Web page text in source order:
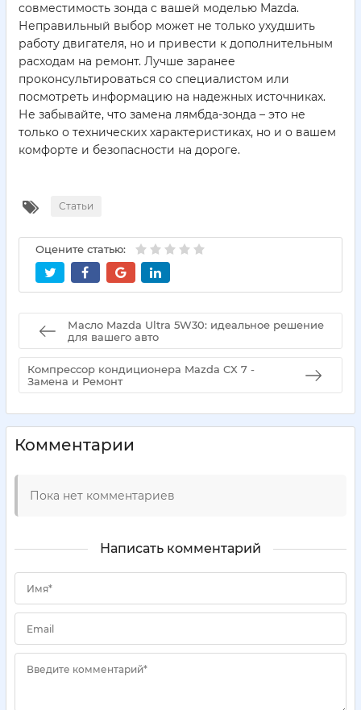
совместимость зонда с вашей моделью Mazda.
Неправильный выбор может не только ухудшить
работу двигателя, но и привести к дополнительным
расходам на ремонт. Лучше заранее
проконсультироваться со специалистом или
посмотреть информацию на надежных источниках.
Не забывайте, что замена лямбда-зонда – это не
только о технических характеристиках, но и о вашем
комфорте и безопасности на дороге.
Статьи
Оцените статью:
Масло Mazda Ultra 5W30: идеальное решение
для вашего авто
Компрессор кондиционера Mazda CX 7 -
Замена и Ремонт
Комментарии
Пока нет комментариев
Написать комментарий
Имя*
Email
Введите комментарий*